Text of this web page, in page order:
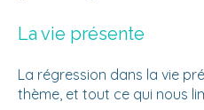
La vie présente
La régression dans la vie
thème, et tout ce qui nous